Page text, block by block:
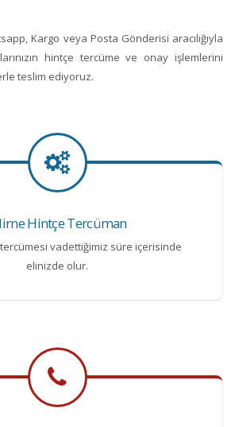
Kargo veya Posta Gönderisi aracılığıyla
hintçe tercüme ve onay işlemlerini
teslim ediyoruz.
Hintçe Tercüman
vadettiğimiz süre içerisinde
elinizde olur.